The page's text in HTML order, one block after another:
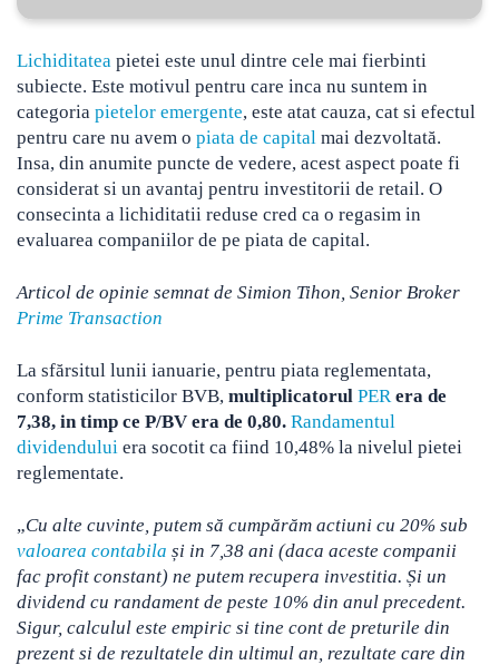
Lichiditatea pietei este unul dintre cele mai fierbinti
subiecte. Este motivul pentru care inca nu suntem in
categoria pietelor emergente, este atat cauza, cat si efectul
pentru care nu avem o piata de capital mai dezvoltată.
Insa, din anumite puncte de vedere, acest aspect poate fi
considerat si un avantaj pentru investitorii de retail. O
consecinta a lichiditatii reduse cred ca o regasim in
evaluarea companiilor de pe piata de capital.
Articol de opinie semnat de Simion Tihon, Senior Broker
Prime Transaction
La sfărsitul lunii ianuarie, pentru piata reglementata,
conform statisticilor BVB, multiplicatorul PERera de
7,38, in timp ce P/BV era de 0,80. Randamentul
dividendului era socotit ca fiind 10,48% la nivelul pietei
reglementate.
„Cu alte cuvinte, putem să cumpărăm actiuni cu 20% sub
valoarea contabila și in 7,38 ani (daca aceste companii
fac profit constant) ne putem recupera investitia. Și un
dividend cu randament de peste 10% din anul precedent.
Sigur, calculul este empiric si tine cont de preturile din
prezent si de rezultatele din ultimul an, rezultate care din